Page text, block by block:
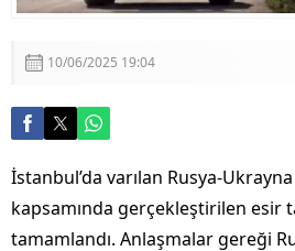
10/06/2025 19:04
İstanbul’da varılan Rusya-
kapsamında gerçekleştirilen esir
tamamlandı. Anlaşmalar gereği